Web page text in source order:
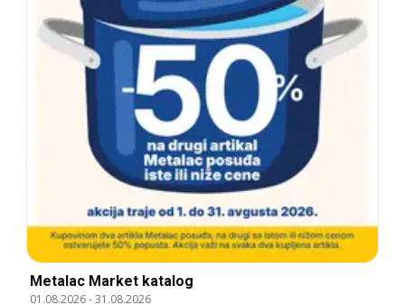
Metalac Market katalog
01.08.2026-31.08.2026